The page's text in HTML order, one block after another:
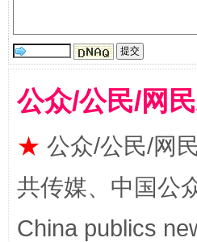
受贿1.44亿！段成刚被判
公众/公民/网
★ 公众/公民/网
共传媒、中国公
China publics